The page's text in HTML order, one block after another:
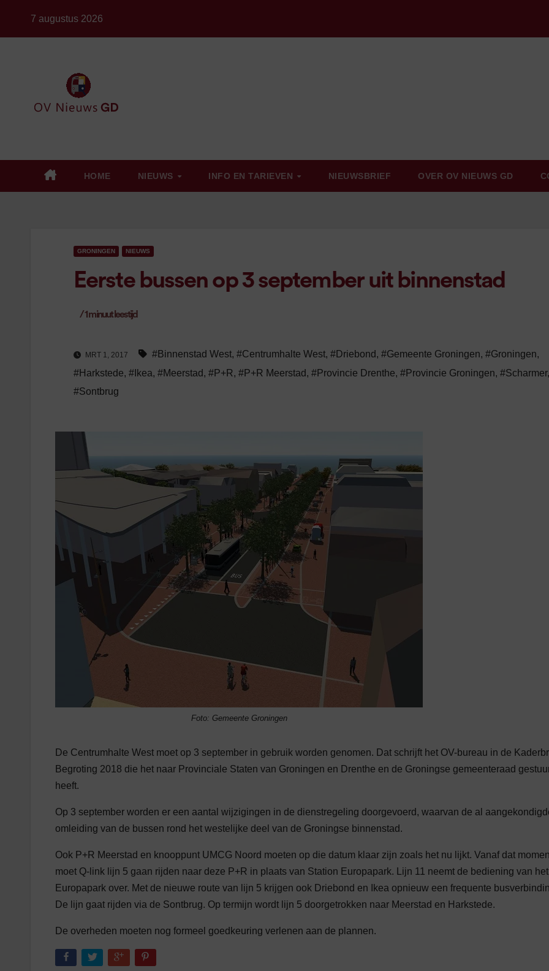
7 augustus 2026
HOME NIEUWS INFO EN TARIEVEN NIEUWSBRIEF OVER OV NIEUWS GD
GRONINGEN NIEUWS
Eerste bussen op 3 september uit binnenstad
/1 minuut leestijd
MRT 1, 2017 #Binnenstad West, #Centrumhalte West, #Driebond , #Gemeente Groningen, #Groningen,
#Harkstede, #Ikea, #Meerstad , #P+R, #P+R Meerstad , #Provincie Drenthe, #Provincie Groningen, #Scharmer,
#Sontbrug
Foto: Gemeente Groningen
De Centrumhalte West moet op 3 september in gebruik worden genomen. Dat schrijft het OV-bureau in de
Begroting 2018 die het naar Provinciale Staten van Groningen en Drenthe en de Groningse gemeenteraad
heeft.
Op 3 september worden er een aantal wijzigingen in de dienstregeling doorgevoerd, waarvan de al
omleiding van de bussen rond het westelijke deel van de Groningse binnenstad.
Ook P+R Meerstad en knooppunt UMCG Noord moeten op die datum klaar zijn zoals het nu lijkt. Vanaf dat
moet Q-link lijn 5 gaan rijden naar deze P+R in plaats van Station Europapark. Lijn 11 neemt de bediening van het
Europapark over. Met de nieuwe route van lijn 5 krijgen ook Driebond en Ikea opnieuw een frequente
De lijn gaat rijden via de Sontbrug. Op termijn wordt lijn 5 doorgetrokken naar Meerstad en Harkstede.
De overheden moeten nog formeel goedkeuring verlenen aan de plannen.